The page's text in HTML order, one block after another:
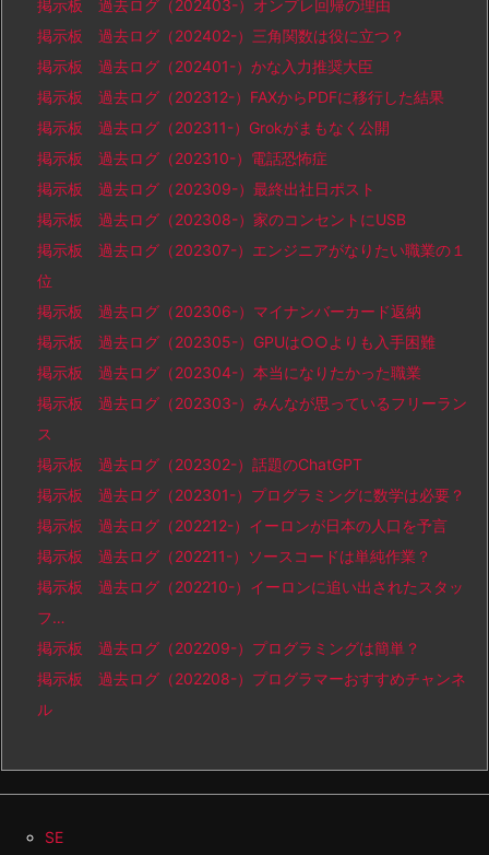
掲示板 過去ログ（202403-）オンプレ回帰の理由
掲示板 過去ログ（202402-）三角関数は役に立つ？
掲示板 過去ログ（202401-）かな入力推奨大臣
掲示板 過去ログ（202312-）FAXからPDFに移行した結果
掲示板 過去ログ（202311-）Grokがまもなく公開
掲示板 過去ログ（202310-）電話恐怖症
掲示板 過去ログ（202309-）最終出社日ポスト
掲示板 過去ログ（202308-）家のコンセントにUSB
掲示板 過去ログ（202307-）エンジニアがなりたい職業の１
位
掲示板 過去ログ（202306-）マイナンバーカード返納
掲示板 過去ログ（202305-）GPUは○○よりも入手困難
掲示板 過去ログ（202304-）本当になりたかった職業
掲示板 過去ログ（202303-）みんなが思っているフリーラン
ス
掲示板 過去ログ（202302-）話題のChatGPT
掲示板 過去ログ（202301-）プログラミングに数学は必要？
掲示板 過去ログ（202212-）イーロンが日本の人口を予言
掲示板 過去ログ（202211-）ソースコードは単純作業？
掲示板 過去ログ（202210-）イーロンに追い出されたスタッ
フ…
掲示板 過去ログ（202209-）プログラミングは簡単？
掲示板 過去ログ（202208-）プログラマーおすすめチャンネ
ル
SE